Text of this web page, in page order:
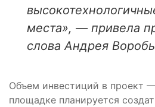
места», — привела
слова Андрея
Объем инвестиций в проект
площадке планируется